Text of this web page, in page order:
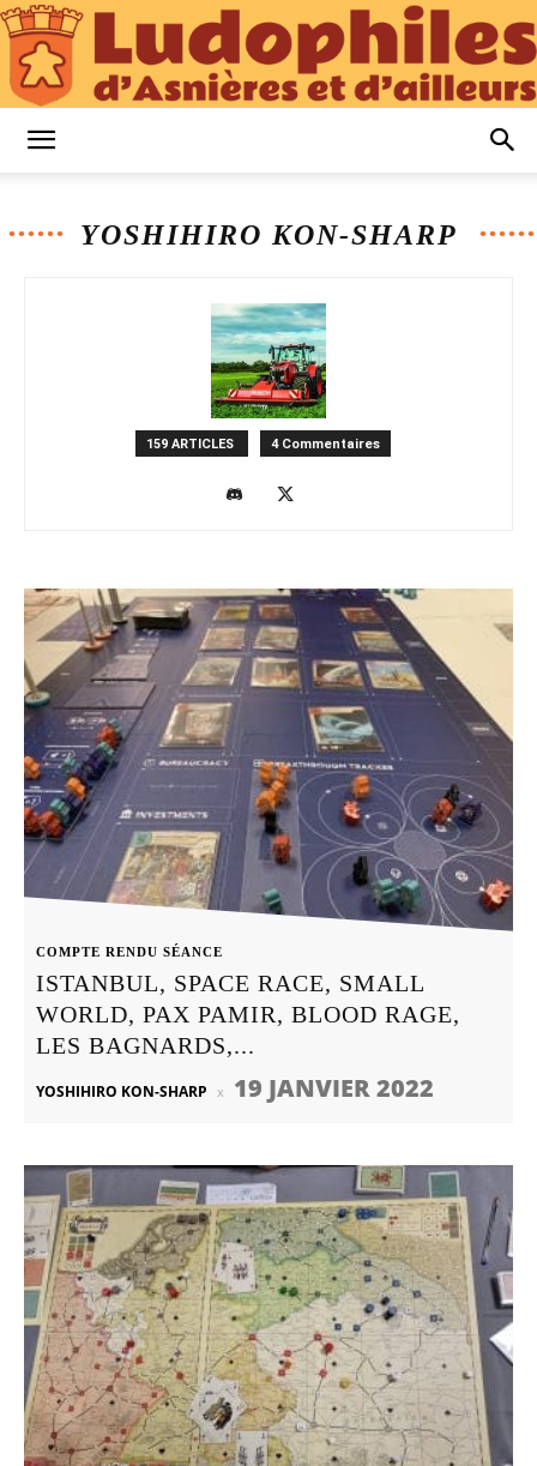
et
d’Ailleurs
YOSHIHIRO KON-SHARP
159 ARTICLES 4 Commentaires
COMPTE RENDU SÉANCE
ISTANBUL, SPACE RACE, SMALL
WORLD, PAX PAMIR, BLOOD RAGE,
LES BAGNARDS,...
YOSHIHIRO KON-SHARP 19 JANVIER 2022